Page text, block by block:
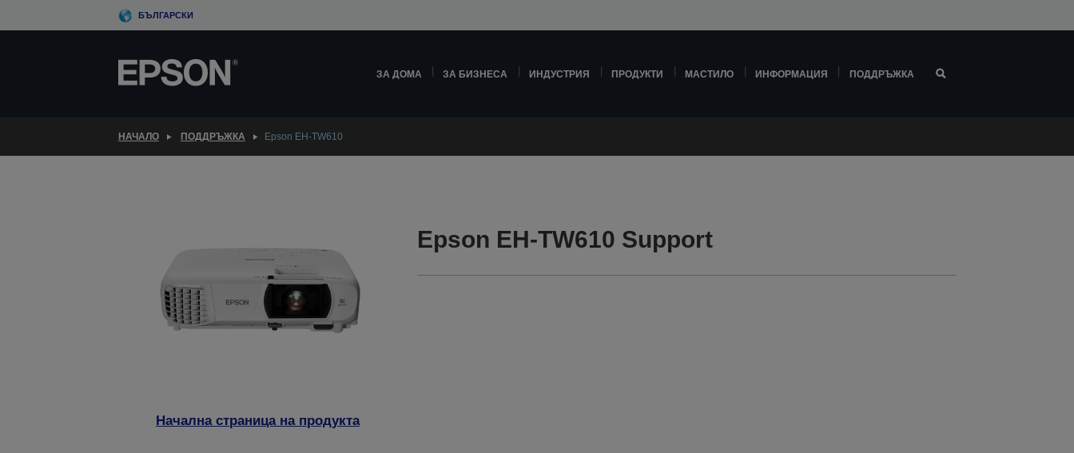
to
БЪЛГАРСКИ
ЗА ДОМА ЗА БИЗНЕСА ИНДУСТРИЯ ПРОДУКТИ МАСТИЛО ИНФОРМАЦИЯ ПОДДРЪЖКА
НАЧАЛО ПОДДРЪЖКА Epson EH-TW610
Начална страница на продукта
Epson EH-TW610 Support